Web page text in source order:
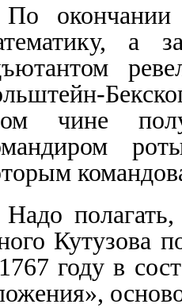
По
а
чине
Надо
Кутузова
году в